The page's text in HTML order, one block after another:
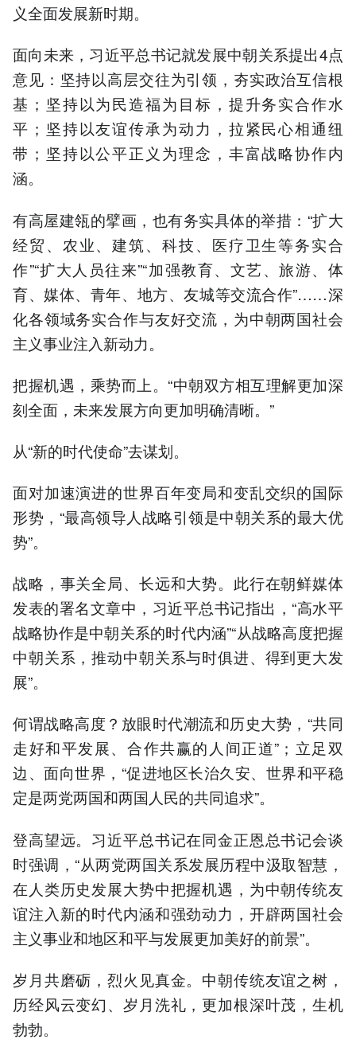
义全面发展新时期。
面向未来，习近平总书记就发展中朝关系提出4点
意见：坚持以高层交往为引领，夯实政治互信根
基；坚持以为民造福为目标，提升务实合作水
平；坚持以友谊传承为动力，拉紧民心相通纽
带；坚持以公平正义为理念，丰富战略协作内
涵。
有高屋建瓴的擘画，也有务实具体的举措：“扩大
经贸、农业、建筑、科技、医疗卫生等务实合
作”“扩大人员往来”“加强教育、文艺、旅游、体
育、媒体、青年、地方、友城等交流合作”……深
化各领域务实合作与友好交流，为中朝两国社会
主义事业注入新动力。
把握机遇，乘势而上。“中朝双方相互理解更加深
刻全面，未来发展方向更加明确清晰。”
从“新的时代使命”去谋划。
面对加速演进的世界百年变局和变乱交织的国际
形势，“最高领导人战略引领是中朝关系的最大优
势”。
战略，事关全局、长远和大势。此行在朝鲜媒体
发表的署名文章中，习近平总书记指出，“高水平
战略协作是中朝关系的时代内涵”“从战略高度把握
中朝关系，推动中朝关系与时俱进、得到更大发
展”。
何谓战略高度？放眼时代潮流和历史大势，“共同
走好和平发展、合作共赢的人间正道”；立足双
边、面向世界，“促进地区长治久安、世界和平稳
定是两党两国和两国人民的共同追求”。
登高望远。习近平总书记在同金正恩总书记会谈
时强调，“从两党两国关系发展历程中汲取智慧，
在人类历史发展大势中把握机遇，为中朝传统友
谊注入新的时代内涵和强劲动力，开辟两国社会
主义事业和地区和平与发展更加美好的前景”。
岁月共磨砺，烈火见真金。中朝传统友谊之树，
历经风云变幻、岁月洗礼，更加根深叶茂，生机
勃勃。